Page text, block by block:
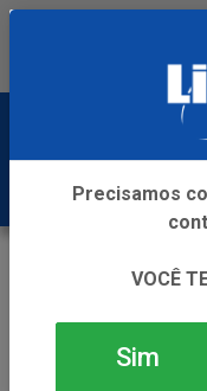
Precisamos
VOCÊ
Sim